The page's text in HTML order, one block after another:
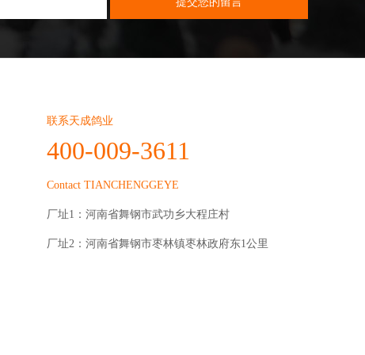
联系天成鸽业
400-009-3611
Contact TIANCHENGGEYE
厂址1：河南省舞钢市武功乡大程庄村
厂址2：河南省舞钢市枣林镇枣林政府东1公里